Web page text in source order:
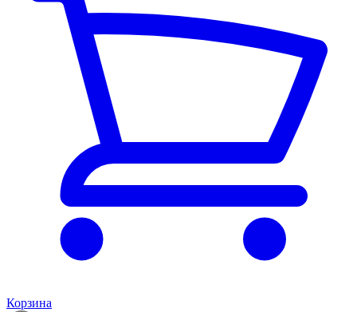
Корзина